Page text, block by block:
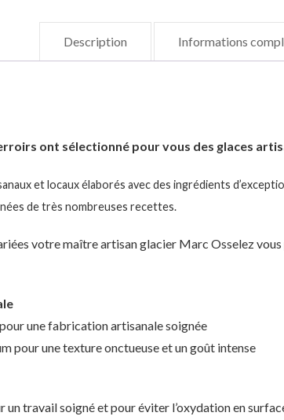
Description Informations
ont sélectionné pour vous des glaces
et locaux élaborés avec des ingrédients
de très nombreuses recettes.
votre maître artisan glacier Marc Osselez
une fabrication artisanale soignée
pour une texture onctueuse et un goût intense
un travail soigné et pour éviter l’oxydation en